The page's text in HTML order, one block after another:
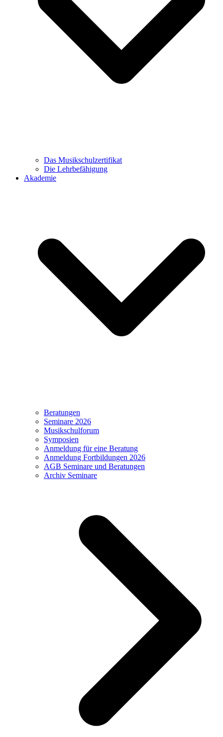
Das Musikschulzertifikat
Die Lehrbefähigung
Akademie
Beratungen
Seminare 2026
Musikschulforum
Symposien
Anmeldung für eine Beratung
Anmeldung Fortbildungen 2026
AGB Seminare und Beratungen
Archiv Seminare